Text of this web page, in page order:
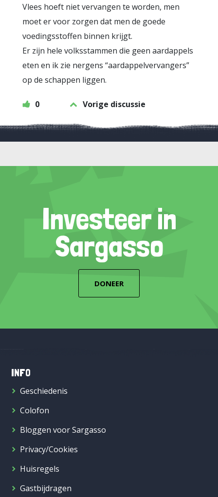
Vlees hoeft niet vervangen te worden, men
moet er voor zorgen dat men de goede
voedingsstoffen binnen krijgt.
Er zijn hele volksstammen die geen aardappels
eten en ik zie nergens “aardappelvervangers”
op de schappen liggen.
0 Vorige discussie
Investeer in
Sargasso
DONEER
INFO
Geschiedenis
Colofon
Bloggen voor Sargasso
Privacy/Cookies
Huisregels
Gastbijdragen